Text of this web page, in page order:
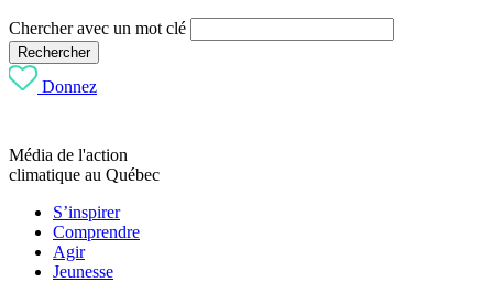
Chercher avec un mot clé
Rechercher
Donnez
Média de l'action
climatique au Québec
S’inspirer
Comprendre
Agir
Jeunesse